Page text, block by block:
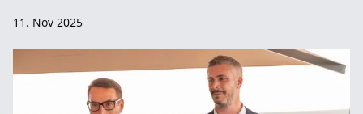
11. Nov 2025